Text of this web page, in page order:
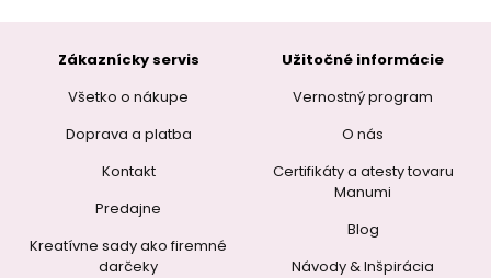
Zákaznícky servis
Všetko o nákupe
Doprava a platba
Kontakt
Predajne
Kreatívne sady ako firemné
darčeky
Užitočné informácie
Vernostný program
O nás
Certifikáty a atesty tovaru
Manumi
Blog
Návody & Inšpirácia